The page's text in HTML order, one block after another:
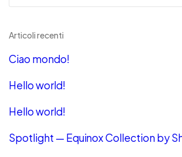
Articoli recenti
Ciao mondo!
Hello world!
Hello world!
Spotlight — Equinox Collection by